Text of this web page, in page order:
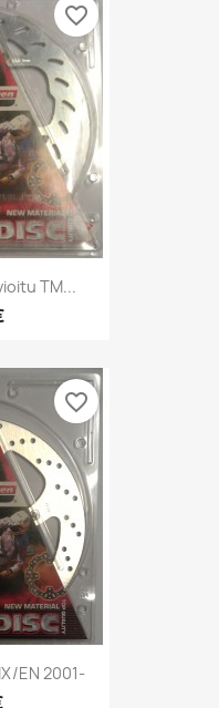
TM...
favorite_border
EN 2001-
favorite_border